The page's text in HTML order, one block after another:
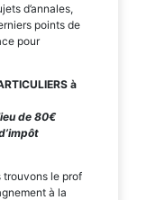
d’annales,
points de
pour
à
de 80€
trouvons le prof
à la